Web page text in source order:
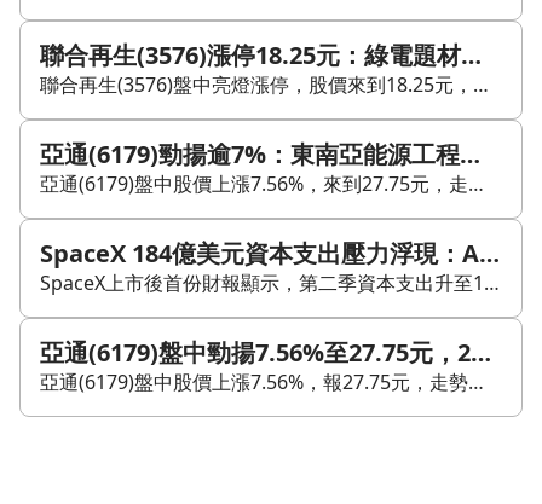
聯合再生(3576)漲停18.25元：綠電題材延燒，月季線壓力怎麼看？
聯合再生(3576)盤中亮燈漲停，股價來到18.25元，漲幅9.94%。市場對太陽能與綠電長線需求的期待，加上公司身為臺灣太陽能電池模組龍頭，在再生能源政策與企業綠電採購趨勢下，帶動題材延燒。短線上，股價從先前16元上下震盪區間直接拉升至18元之上，顯示資金回流明顯，但後續仍需觀察漲停能否穩鎖，以及量能是否足以支撐後續走勢。 技術面來看，聯合再生(3576)近來多在16元附近整理，月線與季線約落在17元附近，形成短期壓力區。這次上攻漲停，代表股價有嘗試突破壓力帶的味道，但是否能進一步站穩月線、季線之上並轉為支撐，仍是關鍵。KD指標先前位於低檔區，短線反彈空間打開，不過從波段角度看，仍屬前波修正後的再攻擊階段。 籌碼面部分，三大法人近期由前段買超轉為調節，主力籌碼近20日雖仍偏多，但近5日也出現回吐，顯示中短線多空正在重新洗牌。接下來可觀察外資與主力是否由賣轉買，以及股價能否維持高檔整理，作為新一波波段動能是否延續的參考。 基本面方面，聯合再生(3576)主業涵蓋太陽能電池與系統、發電模組與晶圓及相關貿易，受全球減碳、綠電採購與國內再生能源裝置量提升帶動，中長線仍位居太陽能與儲能供應鏈中。只是近期月營收波動大，5月明顯跳升、6月又回落，反映接單與產業節奏仍在調整；同時評價偏高，也意味著市場對後續成長已有較高期待。整體來看，今日漲停屬題材與資金共振下的強勢表態，但後續仍要留意高估值下的波動風險，以及營收與案場落地進度是否能持續跟上。
亞通(6179)勁揚逾7%：東南亞能源工程與海纜新案，能否續推營收成長？
亞通(6179)盤中股價上漲7.56%，來到27.75元，走勢明顯轉強。市場關注焦點放在菲律賓大型能源工程持續推進、CFB電廠新案展開，以及海洋工程佈纜船OCEANUS 1啟動營運部署，帶動對營收與訂單延續性的期待。 基本面方面，公司近幾個月營收維持高成長，6月營收年增逾兩倍，強化市場對未來獲利與評價提升的想像。技術面上，股價目前站在年線與季線之上，均線結構偏多，短中期走勢維持多頭排列；不過，28元附近過去多次形成壓力，能否有效突破並站穩，仍是後續觀察重點。 籌碼面來看，近日三大法人由賣轉買，外資連續幾個交易日偏向買超，主力近5日買賣超也由負翻正，顯示有承接資金進場；官股雖有調節，但整體持股比率仍相對穩定。整體而言，亞通的再生能源與海洋工程雙軸布局，搭配東南亞基礎建設題材，讓中長期成長故事具備延續性，但大型工程認列進度、實際接案情況與毛利表現，仍是後續關鍵變數。
SpaceX 184億美元資本支出壓力浮現：AI營收成長能否支撐現金流回收？
SpaceX上市後首份財報顯示，第二季資本支出升至184億美元，較前一季大幅增加，且高於市場預估。超過八成資金投入AI基礎建設，包括孟菲斯 Colossus 大型資料中心。第二季營收年增92%，但資本支出已超過同期營收兩倍，顯示公司正在以前期大額投入換取後續算力擴張與服務能力。 市場對此先以股價反映，財報公布後盤後下跌，且相較掛牌首筆成交價仍有明顯回落。這反映投資人正在重新評估資本回收速度，以及短期營收成長能否覆蓋現金消耗壓力。 AI事業第二季營收為25.6億美元，營業損失12.6億美元；前一季營收僅8.18億美元、營業損失則更高。兩季合併來看，營收規模確實放大，虧損也有所收斂，代表新增算力開始轉化為收入。財務長指出，AI算力業務有機會在一年內回收投入資本，並表示本季前幾週已簽下67億美元雲端服務合約，預計自10月起在六個月內陸續認列。 不過，合約金額、營收與自由現金流仍需分開看。67億美元代表未來收入能見度，但不等於現金立刻回收；折舊、電力、晶片更新、維運與融資成本，仍會影響最終回收期。現階段較能確認的是，AI事業的營運槓桿正在改善，但要支撐「一年回本」的說法，後續仍需看到毛利率提升、營業虧損持續收斂，以及合約按期轉成現金流。 在收入端，SpaceX已與多家AI業者簽下大型算力合約，包括 Google、Anthropic 與 Reflection AI。若以合約上限估算，月收入可望顯著增加，顯示對外出租算力已成為短期主要商業模式。這類長約有助提高收入能見度，但也伴隨客戶集中、履約進度與價格重議等風險，不能直接視為保證營收。 SpaceX也為今年底達成高額年化經常性營收設定目標，並同步推進大規模供電與散熱建設；若部分工程延遲，實際規模可能低於原先規劃。即使如此，能源需求與設備採購量仍十分龐大，並將涵蓋大量高階晶片。這也意味著，SpaceX已逐步進入超大規模雲端與AI基礎設施競爭場域，供電能力只是起點，客戶需求、服務差異與價格紀律才是決定資本報酬率的關鍵。 風險面則來自法規、算力價格與虧損收斂速度。資料中心已面臨環境訴訟，涉及天然氣渦輪機、污染防治設備與許可問題，公司也提列相關準備金。若法規成本升高，不僅影響現金支出，也可能拖慢擴建進度。同時，AI產業競爭激烈，當供給快速增加時，算力租金與合約條件可能承壓。 整體來看，SpaceX的AI營收確實快速成長，但資本回收仍高度依賴合約交付、算力利用率與價格維持能力。未來幾季的關鍵，不只是營收能否繼續放大，更是毛利率、自由現金流與虧損收斂是否同步改善。
亞通(6179)盤中勁揚7.56%至27.75元，28元壓力與東南亞工程題材怎麼看？
亞通(6179)盤中股價上漲7.56%，報27.75元，走勢明顯轉強。市場關注焦點包括菲律賓大型能源工程持續推進、CFB電廠新案展開，以及海洋工程佈纜船 OCEANUS 1 啟動營運部署，帶動營收與訂單成長的延續想像。 基本面上，亞通近幾個月營收維持高成長，6月營收年增逾兩倍，支撐市場對未來獲利與評價提升的期待。技術面來看，股價目前站在年線與季線之上，均線結構偏多，短中期呈多頭排列。過去28元附近多次形成壓力，今日接近該區，是否能有效突破並站穩，成為後續觀察重點。 籌碼面部分，近日三大法人由賣轉買，外資連續多日買超，主力近5日買賣超也由負轉正，顯示有承接資金進場。不過官股雖然持股比率穩定，仍有逢高調節情況，高檔換手是否順利，會影響短線延續力道。 公司業務以能源工程為核心，布局再生能源工程與海洋工程雙軸，重心放在菲律賓與東南亞電力及基礎建設市場，包含 Mariveles 電廠二期工程、CFB 電廠等大型專案，以及 OCEANUS 1 帶來的海纜與海洋工程接案能力。這些在手與潛在訂單，讓中長期成長題材具延續性。